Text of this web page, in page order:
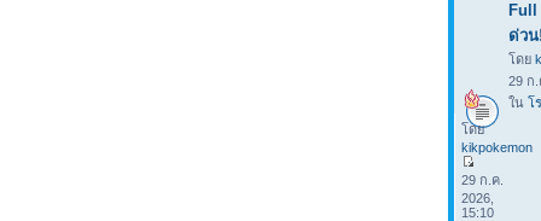
Full
ด่ว
โดย
29 ก.
ใน โ
โดย
kikpokemon
29 ก.ค.
2026,
15:10